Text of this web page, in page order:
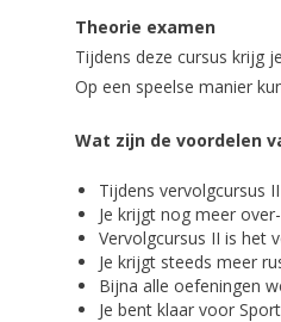
Theorie examen
Tijdens deze cursus krijg
Op een speelse manier
Wat zijn de voordelen
Tijdens vervolgcursus
Je krijgt nog meer
Vervolgcursus II is het
Je krijgt steeds meer
Bijna alle oefeningen
Je bent klaar voor